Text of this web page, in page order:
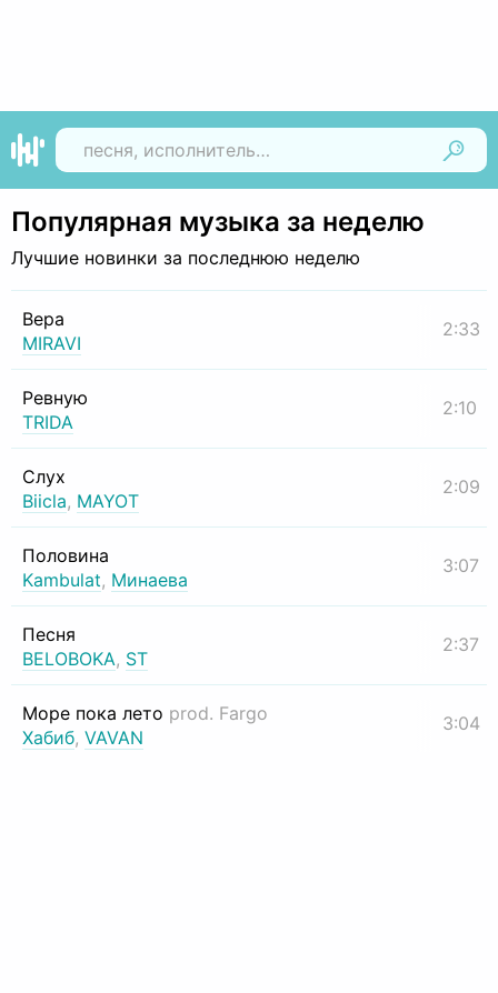
Популярная музыка за неделю
Лучшие новинки за последнюю неделю
Вера
MIRAVI
2:33
Ревную
TRIDA
2:10
Слух
Biicla, MAYOT
2:09
Половина
Kambulat, Минаева
3:07
Песня
BELOBOKA, ST
2:37
Море пока лето prod. Fargo
Хабиб, VAVAN
3:04